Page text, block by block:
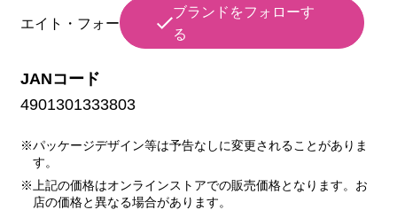
エイト・フォー
ブランドをフォローす
る
JANコード
4901301333803
※パッケージデザイン等は予告なしに変更されることがありま
す。
※上記の価格はオンラインストアでの販売価格となります。お
店の価格と異なる場合があります。